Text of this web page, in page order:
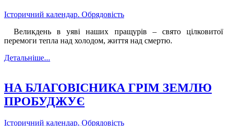
Історичний календар. Обрядовість
Великдень в уяві наших пращурів – свято цілковитої
перемоги тепла над холодом, життя над смертю.
Детальніше...
НА БЛАГОВІСНИКА ГРІМ ЗЕМЛЮ
ПРОБУДЖУЄ
Історичний календар. Обрядовість